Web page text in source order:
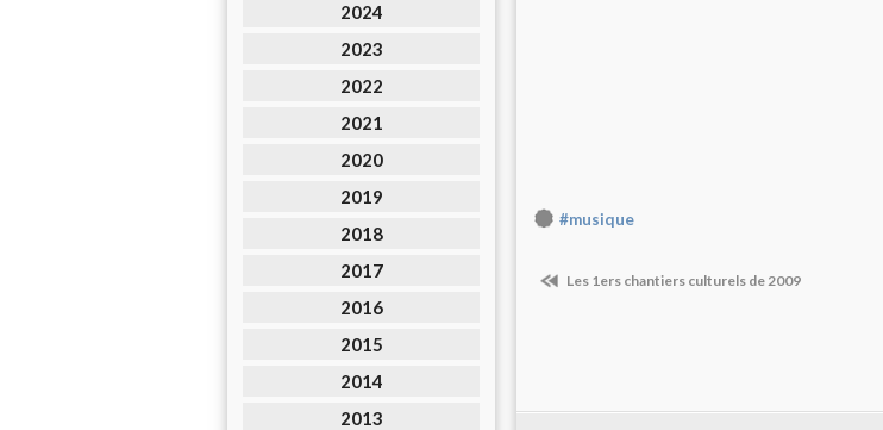
2024
2023
2022
2021
2020
2019
2018
2017
2016
2015
2014
2013
#musique
Les 1ers chantiers culturels de 2009